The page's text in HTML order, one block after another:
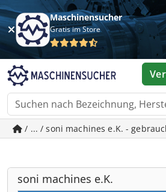
Maschinensucher
Gratis im Store
/ ... / soni machines e.K. -
soni machines e.K.